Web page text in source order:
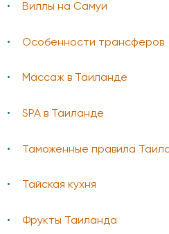
Виллы на Самуи
Особенности трансферов
Массаж в Таиланде
SPA в Таиланде
Таможенные правила
Тайская кухня
Фрукты Таиланда